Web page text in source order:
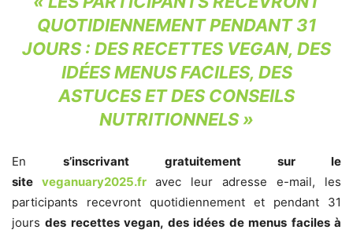
QUOTIDIENNEMENT PENDANT 31
JOURS : DES RECETTES VEGAN, DES
IDÉES MENUS FACILES, DES
ASTUCES ET DES CONSEILS
NUTRITIONNELS »
En s’inscrivant gratuitement sur le
site veganuary2025.fr avec leur adresse e-mail, les
participants recevront quotidiennement et pendant 31
joursdes recettes vegan, des idées de menus faciles à